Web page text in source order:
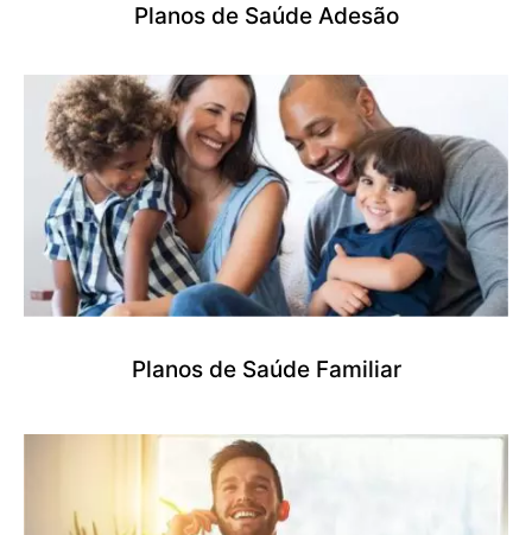
Planos de Saúde Adesão
Planos de Saúde Familiar